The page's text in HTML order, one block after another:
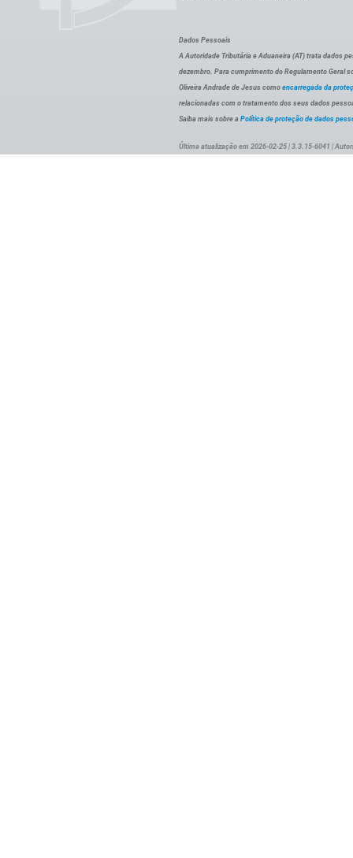
Dados Pessoais
A Autoridade Tributária e Aduaneira (AT) trata dados
dezembro. Para cumprimento do Regulamento Geral
Oliveira Andrade de Jesus como encarregada da
relacionadas com o tratamento dos seus dados
Saiba mais sobre a Política de proteção de dados
Última atualização em 2026-02-25 | 3.3.15-6041 |